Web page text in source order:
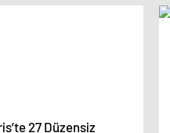
27 Düzensiz